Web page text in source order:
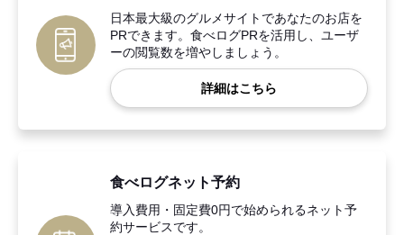
日本最大級のグルメサイトであなたのお店を
PRできます。食べログPRを活用し、ユーザ
ーの閲覧数を増やしましょう。
詳細はこちら
食べログネット予約
導入費用・固定費0円で始められるネット予
約サービスです。